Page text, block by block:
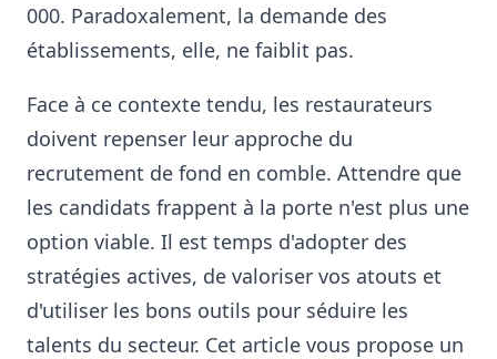
000. Paradoxalement, la demande des
établissements, elle, ne faiblit pas.
Face à ce contexte tendu, les restaurateurs
doivent repenser leur approche du
recrutement de fond en comble. Attendre que
les candidats frappent à la porte n'est plus une
option viable. Il est temps d'adopter des
stratégies actives, de valoriser vos atouts et
d'utiliser les bons outils pour séduire les
talents du secteur. Cet article vous propose un